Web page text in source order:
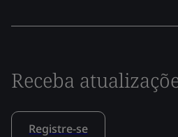
Receba
Registre-se